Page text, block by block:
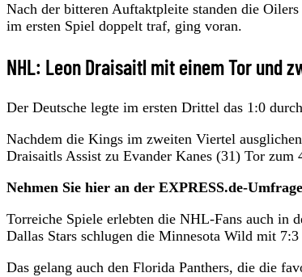
Nach der bitteren Auftaktpleite standen die
im ersten Spiel doppelt traf, ging voran.
NHL: Leon Draisaitl mit einem Tor und
Der Deutsche legte im ersten Drittel das 1:0
Nachdem die Kings im zweiten Viertel
Draisaitls Assist zu Evander Kanes (31) Tor zum
Nehmen Sie hier an der EXPRESS.de-
Torreiche Spiele erlebten die NHL-Fans auch in
Dallas Stars schlugen die Minnesota Wild mit
Das gelang auch den Florida Panthers, die die